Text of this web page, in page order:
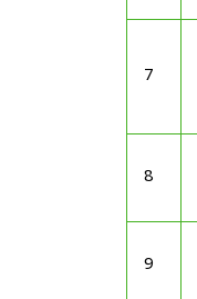
7
8
9